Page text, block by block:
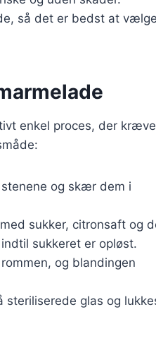
så det er bedst at vælge
enkel proces, der
og skær dem i
sukker, citronsaft og
sukkeret er opløst.
og blandingen
glas og